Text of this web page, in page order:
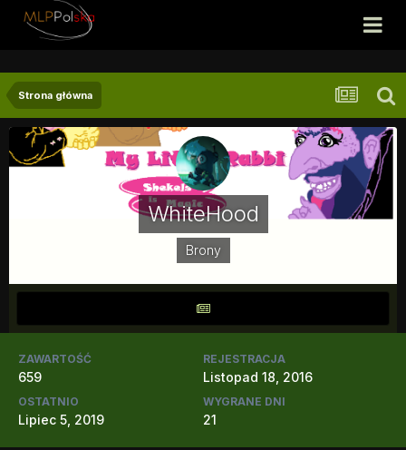
Strona główna
WhiteHood
Brony
ZAWARTOŚĆ
659
REJESTRACJA
Listopad 18, 2016
OSTATNIO
Lipiec 5, 2019
WYGRANE DNI
21